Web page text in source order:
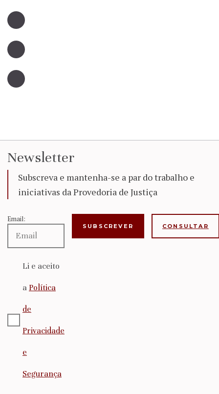
Newsletter
Subscreva e mantenha-se a par do trabalho e
iniciativas da Provedoria de Justiça
Email:
Li e aceito
a Política
de
Privacidade
e
Segurança
CONSULTAR